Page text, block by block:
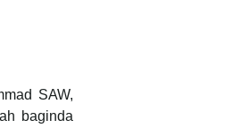
SAW,
baginda